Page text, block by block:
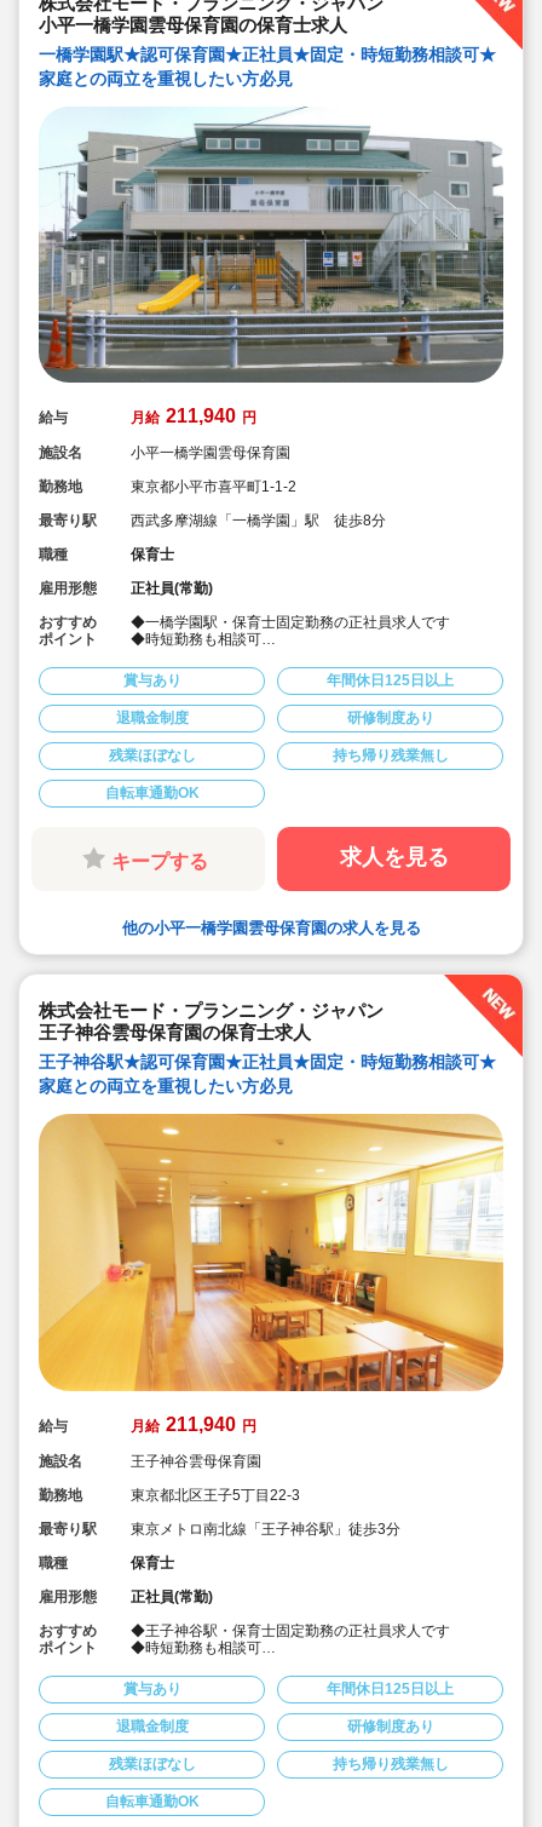
い、ブランクが有る方もOK（先輩スタッフがサポートし
ます！）
小平一橋学園雲母保育園の保育士求人
一橋学園駅★認可保育園★正社員★固定・時短勤務相談可★
家庭との両立を重視したい方必見
給与 月給 211,940 円
施設名
小平一橋学園雲母保育園
勤務地
東京都小平市喜平町1-1-2
最寄り駅
西武多摩湖線「一橋学園」駅 徒歩8分
職種
保育士
雇用形態
正社員(常勤)
おすすめ
ポイント
◆一橋学園駅・保育士固定勤務の正社員求人です
◆時短勤務も相談可
連休）も取得可能です♪
◆雲母保育園は60名以下のコンパクトなサイズの園にな
ります
◆家庭や趣味などと両立可能な働き方
◆行事のための保育ではなく子どもたちのための保育に
取り組めます
◆日々の保育を大切に楽しくお仕事出来ます（行事準
備・書き物類軽減されています）
◆ピアノが弾けなくてOKです。（得意分野を活かして頂
◆保育以外の業務量が不安な方も安心です。（ICTシステ
ム導入で業務効率化が図れています）
◆保育経験がない、ブランクがある方も安心です。（先
輩社員が徹底サポートします）
設などの割引）
◆退職金制度あり
◆職員同士の協力を大切にしています！保育経験がな
い、ブランクが有る方もOK（先輩スタッフがサポートし
ます！）
賞与あり 年間休日125日以上
退職金制度 研修制度あり
残業ほぼなし 持ち帰り残業無し
自転車通勤OK
キープする 求人を見る
他の小平一橋学園雲母保育園の求人を見る
株式会社モード・プランニング・ジャパン
王子神谷雲母保育園の保育士求人
王子神谷駅★認可保育園★正社員★固定・時短勤務相談可★
家庭との両立を重視したい方必見
給与 月給 211,940 円
施設名
王子神谷雲母保育園
勤務地
東京都北区王子5丁目22-3
最寄り駅
東京メトロ南北線「王子神谷駅」徒歩3分
職種
保育士
雇用形態
正社員(常勤)
おすすめ
ポイント
◆王子神谷駅・保育士固定勤務の正社員求人です
◆時短勤務も相談可
連休）も取得可能です♪
◆雲母保育園は60名以下のコンパクトなサイズの園にな
ります
◆家庭や趣味などと両立可能な働き方
◆行事のための保育ではなく子どもたちのための保育に
取り組めます
◆日々の保育を大切に楽しくお仕事出来ます（行事準
備・書き物類軽減されています）
◆ピアノが弾けなくてOKです。（得意分野を活かして頂
賞与あり 年間休日125日以上
退職金制度 研修制度あり
残業ほぼなし 持ち帰り残業無し
自転車通勤OK